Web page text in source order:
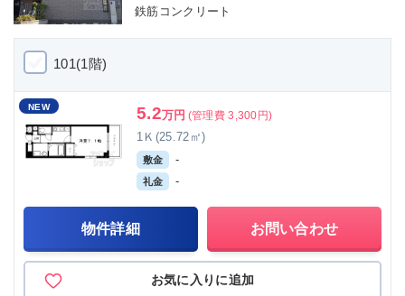
鉄筋コンクリート
101(1階)
NEW 5.2万円 (管理費 3,300円)
1Ｋ(25.72㎡)
敷金 -
礼金 -
物件詳細 お問い合わせ
お気に入りに追加